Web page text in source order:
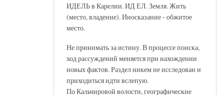
ИДЕЛЬ в Карелии. ИД ЕЛ. Земля. Жить
(место, владение). Иносказание - обжитое
место.
Не принимать за истину. В процессе поиска,
ход рассуждений меняется при нахождении
новых фактов. Раздел никем не исследован и
приходиться идти вслепую.
По Кальчировой волости, географические